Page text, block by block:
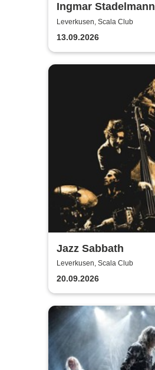
Ingmar
Stadelmann liest
satirischer Diskurs
Leverkusen, Scala Club
13.09.2026
Jazz Sabbath
Leverkusen, Scala Club
20.09.2026